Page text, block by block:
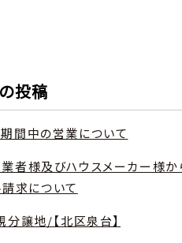
の投稿
間中の営業について
者様及びハウスメーカー様か
求について
分譲地/【北区泉台】